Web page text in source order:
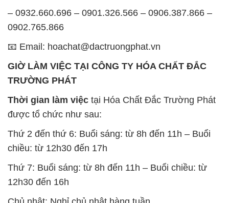
TRƯỜNG PHÁT
được tổ chức như sau:
Thứ 2 đến thứ 6: Buổi sáng: từ 8h đến 11h – Buổi
chiều: từ 12h30 đến 17h
Thứ 7: Buổi sáng: từ 8h đến 11h – Buổi chiều: từ
12h30 đến 16h
Chủ nhật: Nghỉ chủ nhật hàng tuần
thủ giờ làm việc để đảm bảo sự hỗ trợ tốt nhất cho
khách hàng và đảm bảo hiệu suất công việc cao
nhất của nhân viên.